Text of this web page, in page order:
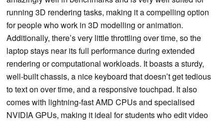
running 3D rendering tasks, making it a compelling option
for people who work in 3D modelling or animation.
Additionally, there’s very little throttling over time, so the
laptop stays near its full performance during extended
rendering or computational workloads. It boasts a sturdy,
well-built chassis, a nice keyboard that doesn’t get tedious
to text on over time, and a responsive touchpad. It also
comes with lightning-fast AMD CPUs and specialised
NVIDIA GPUs, making it ideal for students who edit video